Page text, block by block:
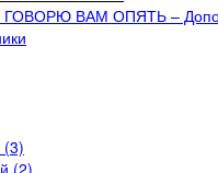
ГОВОРЮ ВАМ ОПЯТЬ –
(3)
(2)